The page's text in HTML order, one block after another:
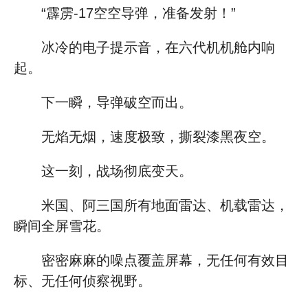
“霹雳-17空空导弹，准备发射！”
冰冷的电子提示音，在六代机机舱内响
起。
下一瞬，导弹破空而出。
无焰无烟，速度极致，撕裂漆黑夜空。
这一刻，战场彻底变天。
米国、阿三国所有地面雷达、机载雷达，
瞬间全屏雪花。
密密麻麻的噪点覆盖屏幕，无任何有效目
标、无任何侦察视野。